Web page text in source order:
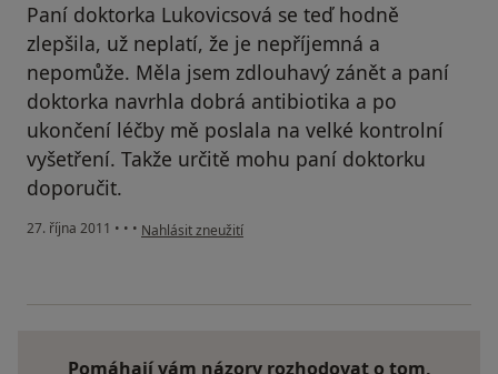
Paní doktorka Lukovicsová se teď hodně
zlepšila, už neplatí, že je nepříjemná a
nepomůže. Měla jsem zdlouhavý zánět a paní
doktorka navrhla dobrá antibiotika a po
ukončení léčby mě poslala na velké kontrolní
vyšetření. Takže určitě mohu paní doktorku
doporučit.
27. října 2011 • • • podle názoru uživatele Pacient
Nahlásit zneužití
Pomáhají vám názory rozhodovat o tom,